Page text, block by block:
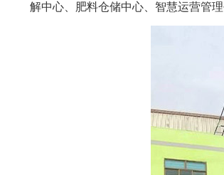
解中心、肥料仓储中心、智慧运营管